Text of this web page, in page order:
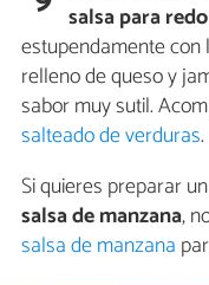
salsa para
estupendamente
relleno de queso y
sabor muy sutil.
salteado de verduras.
Si quieres preparar
salsa de manzana,
salsa de manzana